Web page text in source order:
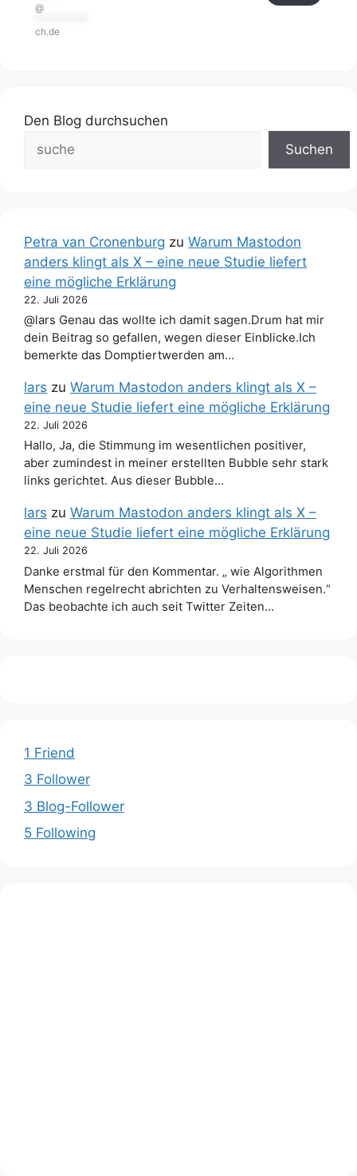
@
ch.de
Den Blog durchsuchen
Suchen
Petra van Cronenburg zu Warum Mastodon
anders klingt als X – eine neue Studie liefert
eine mögliche Erklärung
22. Juli 2026
@lars Genau das wollte ich damit sagen.Drum hat mir
dein Beitrag so gefallen, wegen dieser Einblicke.Ich
bemerkte das Domptiertwerden am…
lars zu Warum Mastodon anders klingt als X –
eine neue Studie liefert eine mögliche Erklärung
22. Juli 2026
Hallo, Ja, die Stimmung im wesentlichen positiver,
aber zumindest in meiner erstellten Bubble sehr stark
links gerichtet. Aus dieser Bubble…
lars zu Warum Mastodon anders klingt als X –
eine neue Studie liefert eine mögliche Erklärung
22. Juli 2026
Danke erstmal für den Kommentar. „ wie Algorithmen
Menschen regelrecht abrichten zu Verhaltensweisen.“
Das beobachte ich auch seit Twitter Zeiten…
1 Friend
3 Follower
3 Blog-Follower
5 Following